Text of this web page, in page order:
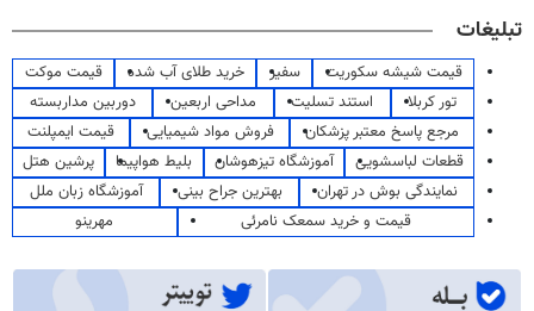
تبلیغات
قیمت شیشه سکوریت سفیر خرید طلای آب شده
قیمت موکت
تور کربلا
استند تسلیت مداحی اربعین
دوربین مداربسته
مرجع پاسخ معتبر پزشکان
فروش مواد شیمیایی
قیمت ایمپلنت
قطعات لباسشویی
آموزشگاه تیزهوشان بلیط هواپیما
پرشین هتل
نمایندگی بوش در تهران
بهترین جراح بینی
آموزشگاه زبان ملل
قیمت و خرید سمعک نامرئی
مهرینو